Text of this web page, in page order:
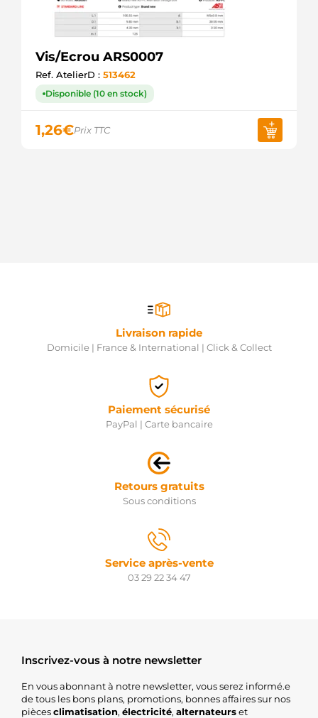
Vis/Ecrou ARS0007
Ref. AtelierD : 513462
Disponible (10 en stock)
1,26€Prix TTC
Livraison rapide
Domicile | France & International | Click & Collect
Paiement sécurisé
PayPal | Carte bancaire
Retours gratuits
Sous conditions
Service après-vente
03 29 22 34 47
Inscrivez-vous à notre newsletter
En vous abonnant à notre newsletter, vous serez informé.e
de tous les bons plans, promotions, bonnes affaires sur nos
piècesclimatisation, électricité, alternateurset